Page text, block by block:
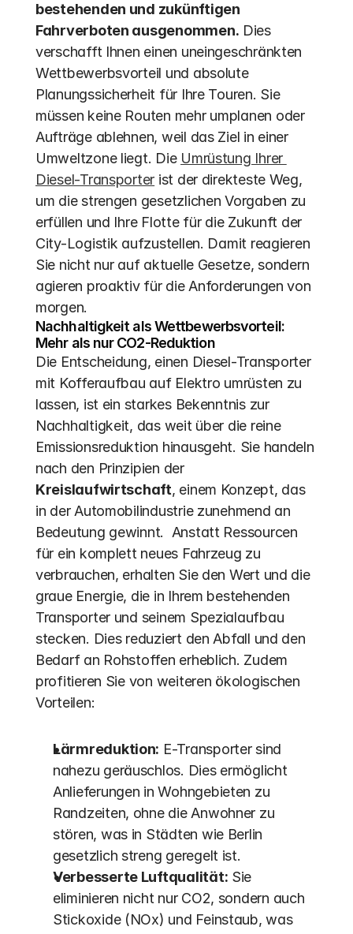
bestehenden und zukünftigen
Fahrverboten ausgenommen. Dies
verschafft Ihnen einen uneingeschränkten
Wettbewerbsvorteil und absolute
Planungssicherheit für Ihre Touren. Sie
müssen keine Routen mehr umplanen oder
Aufträge ablehnen, weil das Ziel in einer
Umweltzone liegt. Die Umrüstung Ihrer
Diesel-Transporter ist der direkteste Weg,
um die strengen gesetzlichen Vorgaben zu
erfüllen und Ihre Flotte für die Zukunft der
City-Logistik aufzustellen. Damit reagieren
Sie nicht nur auf aktuelle Gesetze, sondern
agieren proaktiv für die Anforderungen von
morgen.
Nachhaltigkeit als Wettbewerbsvorteil:
Mehr als nur CO2-Reduktion
Die Entscheidung, einen Diesel-Transporter
mit Kofferaufbau auf Elektro umrüsten zu
lassen, ist ein starkes Bekenntnis zur
Nachhaltigkeit, das weit über die reine
Emissionsreduktion hinausgeht. Sie handeln
nach den Prinzipien der
Kreislaufwirtschaft, einem Konzept, das
in der Automobilindustrie zunehmend an
Bedeutung gewinnt.  Anstatt Ressourcen
für ein komplett neues Fahrzeug zu
verbrauchen, erhalten Sie den Wert und die
graue Energie, die in Ihrem bestehenden
Transporter und seinem Spezialaufbau
stecken. Dies reduziert den Abfall und den
Bedarf an Rohstoffen erheblich. Zudem
profitieren Sie von weiteren ökologischen
Vorteilen:
Lärmreduktion: E-Transporter sind
nahezu geräuschlos. Dies ermöglicht
Anlieferungen in Wohngebieten zu
Randzeiten, ohne die Anwohner zu
stören, was in Städten wie Berlin
gesetzlich streng geregelt ist.
Verbesserte Luftqualität: Sie
eliminieren nicht nur CO2, sondern auch
Stickoxide (NOx) und Feinstaub, was